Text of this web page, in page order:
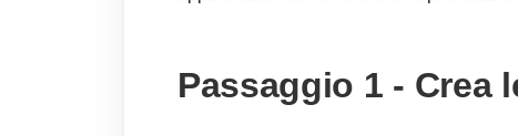
Passaggio 1 - Crea